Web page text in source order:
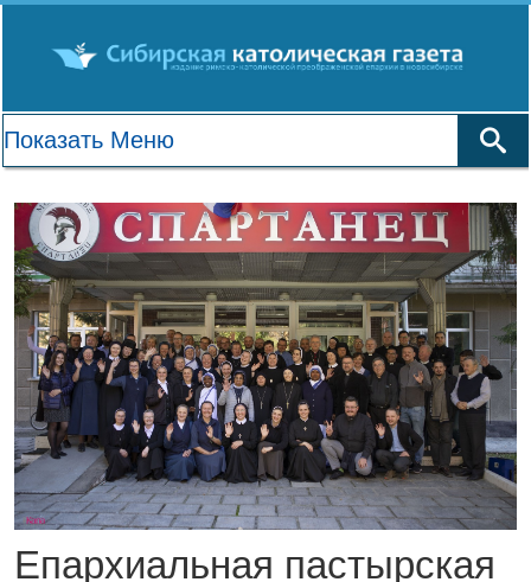
Епархиальная пастырская